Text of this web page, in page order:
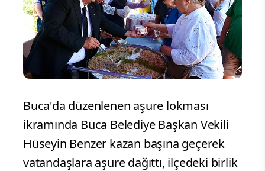
Buca'da düzenlenen aşure lokması
ikramında Buca Belediye Başkan Vekili
Hüseyin Benzer kazan başına geçerek
vatandaşlara aşure dağıttı, ilçedeki birlik